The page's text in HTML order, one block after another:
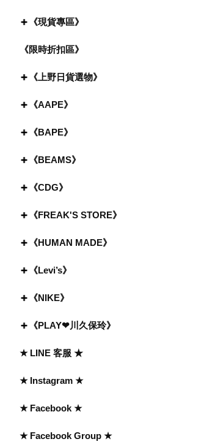
《現貨專區》
《限時折扣區》
《上野日貨選物》
《AAPE》
《BAPE》
《BEAMS》
《CDG》
《FREAK'S STORE》
《HUMAN MADE》
《Levi’s》
《NIKE》
《PLAY❤川久保玲》
★ LINE 客服 ★
★ Instagram ★
★ Facebook ★
★ Facebook Group ★